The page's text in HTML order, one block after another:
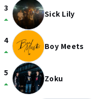
3
arrow_drop_up Sick Lily
4
arrow_drop_up Boy Meets
5
arrow_drop_up Zoku